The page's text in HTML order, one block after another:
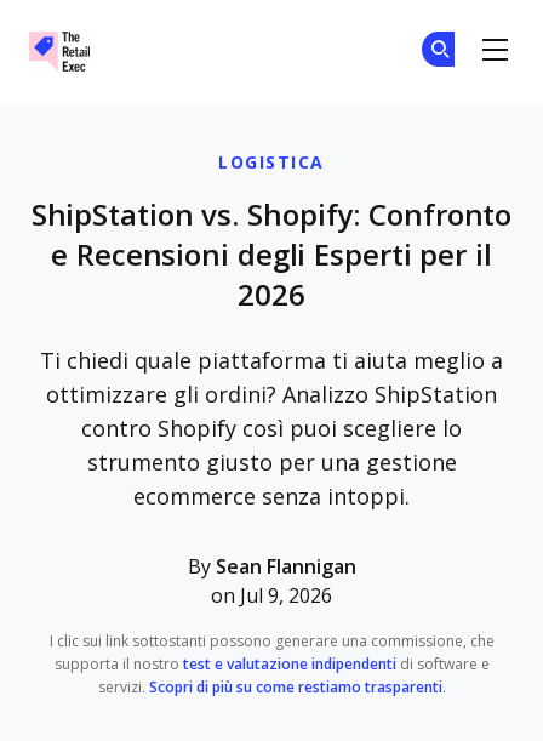
LOGISTICA
ShipStation vs. Shopify: Confronto
e Recensioni degli Esperti per il
2026
Ti chiedi quale piattaforma ti aiuta meglio a
ottimizzare gli ordini? Analizzo ShipStation
contro Shopify così puoi scegliere lo
strumento giusto per una gestione
ecommerce senza intoppi.
By Sean Flannigan
on Jul 9, 2026
I clic sui link sottostanti possono generare una commissione, che
supporta il nostro test e valutazione indipendentidi software e
servizi. Scopri di più su come restiamo trasparenti.